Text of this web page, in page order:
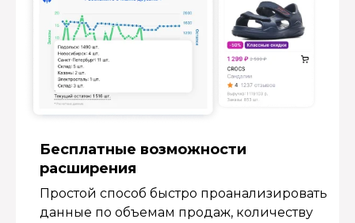
Бесплатные возмож­ности
расширения
Простой способ быстро проанализировать
данные по объемам продаж, количеству